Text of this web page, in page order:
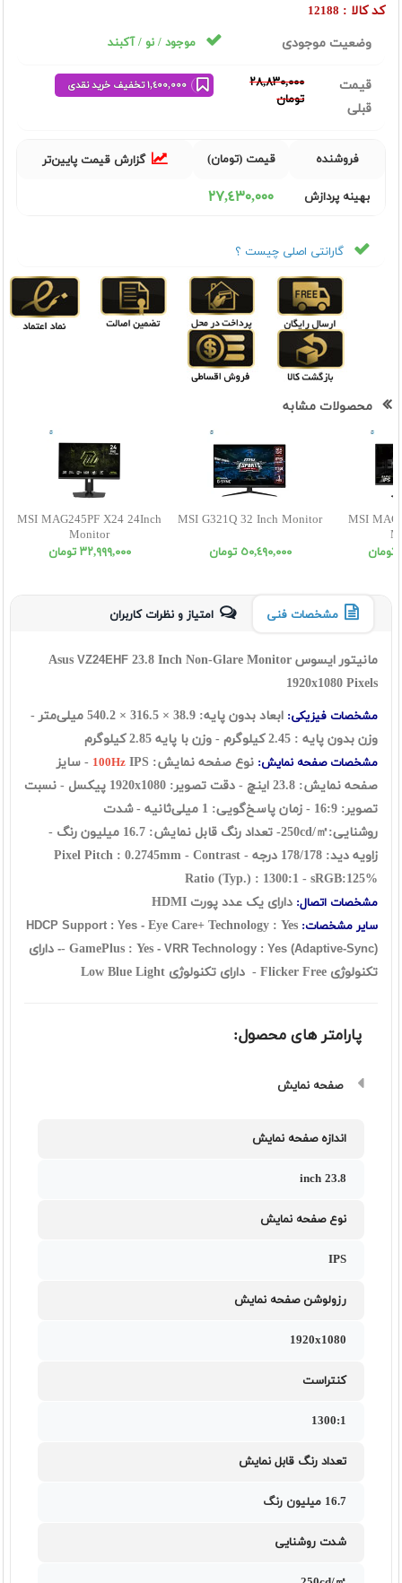
کد کالا : 12188
وضعیت موجودی موجود / نو / آکبند
قیمت
قبلی
٢٨,٨٣٠,٠٠٠
تومان
فروشنده قیمت (تومان) گزارش قیمت پایین‌تر
بهینه پردازش ٢٧,٤٣٠,٠٠٠
گارانتی اصلی چیست ؟
محصولات مشابه
MSI MAG245PF X24 24Inch
Monitor
٣٢,٩٩٩,٠٠٠ تومان
MSI G321Q 32 Inch Monitor
٥٠,٤٩٠,٠٠٠ تومان
MSI
مشخصات فنی امتیاز و نظرات کاربران
مانیتور ایسوس Asus VZ24EHF 23.8 Inch Non-Glare Monitor
1920x1080 Pixels
مشخصات فیزیکی: ابعاد بدون پایه: 38.9 × 316.5 × 540.2 میلی‌متر
-
وزن بدون پایه : 2.45 کیلوگرم - وزن با پایه 2.85 کیلوگرم
مشخصات صفحه نمایش: نوع صفحه نمایش: 100Hz IPS - سایز
صفحه نمایش: 23.8 اینچ - دقت تصویر:
1920x1080 پیکسل - نسبت
تصویر: 16:9 - زمان پاسخ‌گویی: 1 میلی‌ثانیه - شدت
روشنایی:250cd/㎡
- تعداد رنگ قابل نمایش: 16.7 میلیون رنگ -
زاویه دید: 178/178 درجه - Pixel Pitch :
0.2745mm - Contrast
Ratio (Typ.) : 1300:1 - sRGB:125%
مشخصات اتصال: دارای یک عدد پورت HDMI
سایر مشخصات: Eye Care+ Technology : Yes
- GamePlus : Yes - VRR Technology : Yes (Adaptive-Sync)-
دارای
تکنولوژی Flicker Free - دارای تکنولوژی Low Blue Light
پارامتر های محصول:
صفحه نمایش
اندازه صفحه نمایش
23.8 inch
نوع صفحه نمایش
IPS
رزولوشن صفحه نمایش
1920x1080
کنتراست
1300:1
تعداد رنگ قابل نمایش
16.7 میلیون رنگ
شدت روشنایی